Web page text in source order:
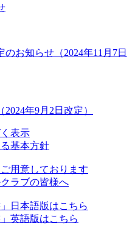
お知らせ（2024年11月7日
年9月2日改定）
表示
基本方針
用意しております
ラブの皆様へ
日本語版はこちら
英語版はこちら